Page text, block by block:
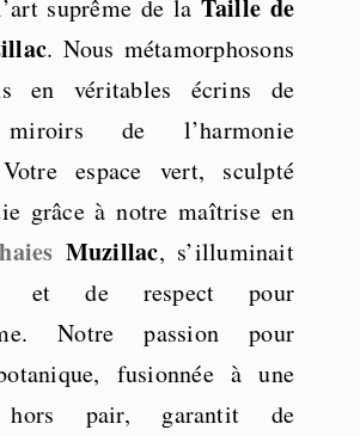
suprême de la Taille de
. Nous métamorphosons
en véritables écrins de
de l’harmonie
espace vert, sculpté
grâce à notre maîtrise en
Muzillac, s’illuminait
et de respect pour
Notre passion pour
fusionnée à une
hors pair, garantit de